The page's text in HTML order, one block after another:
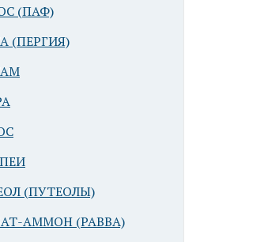
(ПАФ)
(ПЕРГИЯ)
(ПУТЕОЛЫ)
АММОН (РАВВА)